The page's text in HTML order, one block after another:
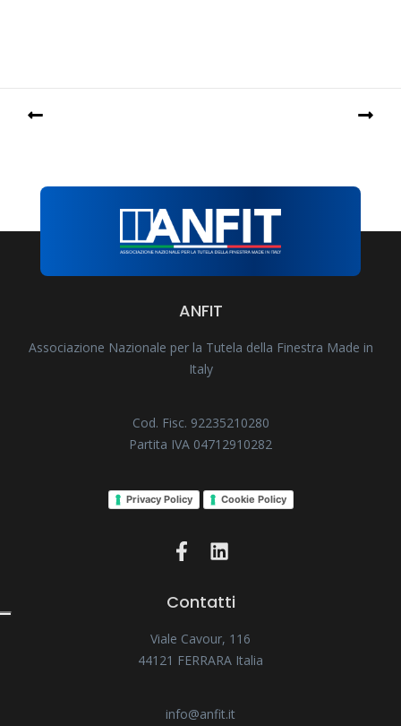
ANFIT
Associazione Nazionale per la Tutela della Finestra Made in
Italy
Cod. Fisc. 92235210280
Partita IVA 04712910282
Privacy Policy Cookie Policy
Contatti
Viale Cavour, 116
44121 FERRARA Italia
info@anfit.it